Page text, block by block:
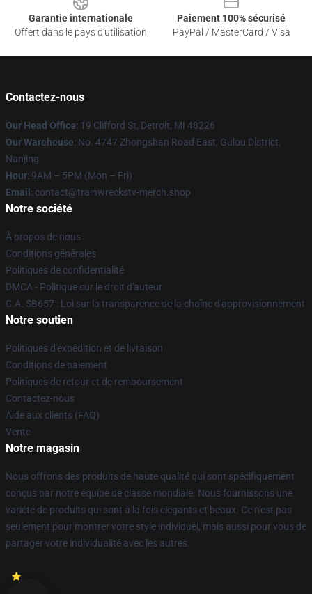
Garantie internationale
Offert dans le pays d'utilisation
Paiement 100% sécurisé
PayPal / MasterCard / Visa
Contactez-nous
Our Head Office: 19 Clifford St, Detroit, MI 48226
Our Warehouse: No. 4747 Zhongshan Road East, Gulou District,
Nanjing
Hour: 9AM – 5PM (Mon – Fri)
Email : contact@trainwreckstv-merch.shop
Notre société
À propos de nous
Conditions générales
Politiques de confidentialité
DMCA - Politique sur le droit d'auteur
C.A. SB657 : Loi sur la transparence de la chaîne d'approvisionnement
Notre soutien
Politiques d'expédition et de livraison
Conditions de paiement
Politiques de retour et de remboursement
Contactez-nous
Aide aux clients (FAQ)
Vente
Notre magasin
Nous offrons des produits de haute qualité qui sont spécifiquement
conçus par notre équipe de classe mondiale. Nous fournissons une
variété de produits qui sont à la fois élégants et beaux. Ce n'est pas
seulement pour montrer votre style individuel, mais aussi pour vous de
partager votre individualité avec les autres.